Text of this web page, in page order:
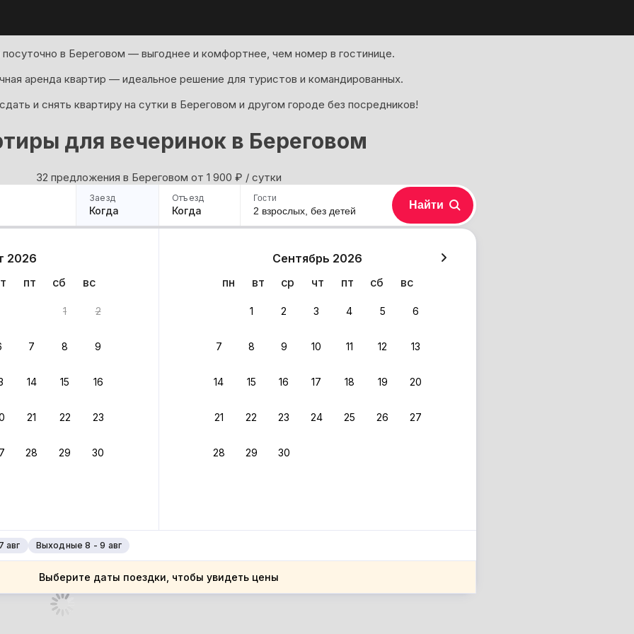
посуточно в Береговом — выгоднее и комфортнее, чем номер в гостинице.
аренда квартир — идеальное решение для туристов и командированных.
и снять квартиру на сутки в Береговом и другом городе без посредников!
для вечеринок в Береговом
32 предложения в Береговом oт 1 900 ₽ / сутки
Заезд
Когда
Отъезд
Когда
2026
пт сб вс
1 2
7 8 9
14 15 16
21 22 23
28 29 30
Сентябрь 2026
пн
вт ср чт пт сб вс
1 2 3 4 5 6
7 8 9 10 11 12 13
14 15 16 17 18 19 20
21 22 23 24 25 26 27
28 29 30
авг Выходные 8 - 9 авг
Выберите даты поездки, чтобы увидеть цены
Гости
2 взрослых, без детей Найти
4%